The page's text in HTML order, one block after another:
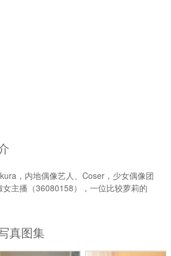
，内地偶像艺人、Coser，少女偶像团
主播（36080158），一位比较萝莉的
真图集